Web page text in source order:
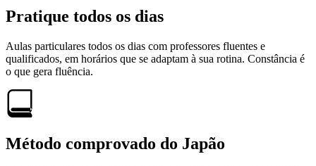
Pratique todos os dias
Aulas particulares todos os dias com professores fluentes e
qualificados, em horários que se adaptam à sua rotina. Constância é
o que gera fluência.
Método comprovado do Japão